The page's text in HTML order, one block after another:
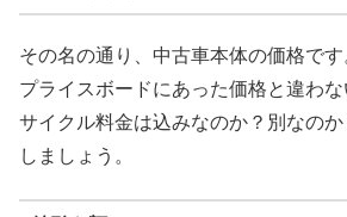
その名の通り、中古車本体の価格です
プライスボードにあった価格と違わ
サイクル料金は込みなのか？別なの
しましょう。